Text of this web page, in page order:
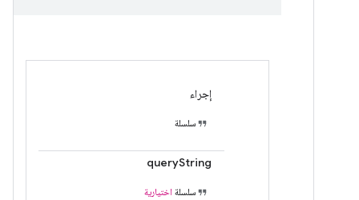
إجراء
سلسلة
queryString
سلسلة اختيارية